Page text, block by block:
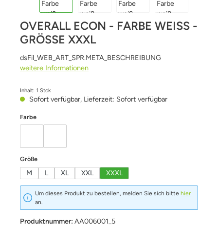
OVERALL ECON - FARBE WEISS - G
RÖSSE XXXL
dsFil_WEB_ART_SPR.META_BESCHREIBUNG
weitere Informationen
Inhalt: 1 Stck
Sofort verfügbar, Lieferzeit: Sofort verfügbar
Farbeauswählen
Größeauswählen
M L XL XXL XXXL
Um dieses Produkt zu bestellen, melden Sie sich bitte hier
an.
Produktnummer: AA006001_5